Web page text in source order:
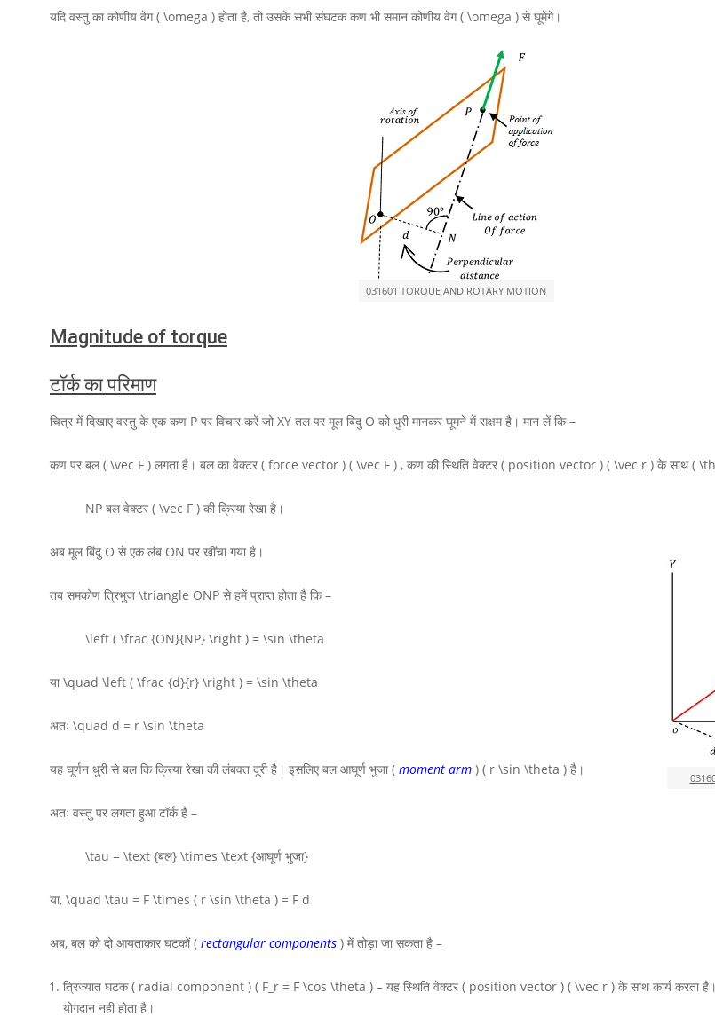
यदि वस्तु का कोणीय वेग( \omega ) होता है, तो उसके सभी संघटक कण भी समान कोणीय वेग( \omega ) से घूमेंगे।
031601 TORQUE AND ROTARY MOTION
Magnitude of torque
टॉर्क का परिमाण
चित्र में दिखाए वस्तु के एक कण P पर विचार करें जोXY तल पर मूल बिंदु O को धुरी मानकर घूमने में सक्षम है। मान लें कि –
कण पर बल( \vec F ) लगता है। बल का वेक्टर ( force vector ) ( \vec F ) , कण की स्थिति वेक्टर ( position vector ) ( \vec r ) के साथ(
NP बल वेक्टर ( \vec F ) की क्रिया रेखा है।
अब मूल बिंदु O सेएकलंब ON पर खींचा गया है।
तब समकोण त्रिभुज \triangle ONP से हमें प्राप्त होता है कि –
\left ( \frac {ON}{NP} \right ) = \sin \theta
या\quad \left ( \frac {d}{r} \right ) = \sin \theta
अतः \quad d = r \sin \theta
यह घूर्णन धुरी से बल कि क्रिया रेखा की लंबवत दूरी है। इसलिए बल आघूर्ण भुजा ( moment arm ) ( r \sin \theta ) है।
अतः वस्तु पर लगता हुआ टॉर्क है –
\tau = \text {बल} \times \text {आघूर्ण भुजा}
या, \quad \tau = F \times ( r \sin \theta ) = F d
अब, बल को दो आयताकार घटकों ( rectangular components ) में तोड़ा जा सकता है –
त्रिज्यात घटक ( radial component ) ( F_r = F \cos \theta ) – यह स्थिति वेक्टर ( position vector ) ( \vec r ) के साथ कार्य करता
योगदान नहीं होता है।